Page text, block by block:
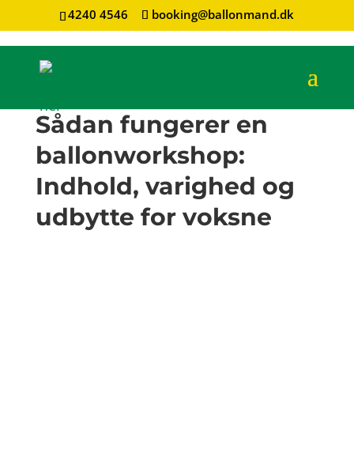
4240 4546 booking@ballonmand.dk
Sådan fungerer en
ballonworkshop:
Indhold, varighed og
udbytte for voksne